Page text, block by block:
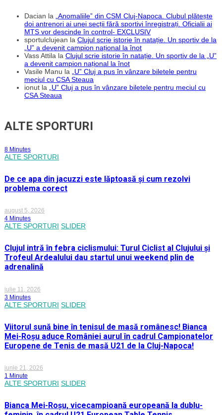
Dacian la
„Anomaliile” din CSM Cluj-Napoca. Clubul plătește
doi antrenori ai unei secții fără sportivi înregistrați. Oficialii ai
MTS vor descinde în control- EXCLUSIV
sportulclujean la Clujul scrie istorie în natație. Un sportiv de la
„U” a devenit campion național la înot
Vass Attila la Clujul scrie istorie în natație. Un sportiv de la „U”
a devenit campion național la înot
Vasile Manu la
„U” Cluj a pus în vânzare biletele pentru
meciul cu CSA Steaua
ionut la
„U” Cluj a pus în vânzare biletele pentru meciul cu
CSA Steaua
ALTE SPORTURI
8 Minutes
ALTE SPORTURI
De ce apa din jacuzzi este lăptoasă și cum rezolvi
problema corect
august 5, 2026
4 Minutes
ALTE SPORTURI SLIDER
Clujul intră în febra ciclismului: Turul Ciclist al Clujului și
Trofeul Ardealului dau startul unui weekend plin de
adrenalină
iulie 11, 2026
3 Minutes
ALTE SPORTURI SLIDER
Viitorul sună bine în tenisul de masă românesc! Bianca
Mei-Roșu aduce României aurul în cadrul Campionatelor
Europene de Tenis de masă U21 de la Cluj-Napoca!
iunie 21, 2026
1 Minute
ALTE SPORTURI SLIDER
Bianca Mei-Roșu, vicecampioană europeană la dublu-